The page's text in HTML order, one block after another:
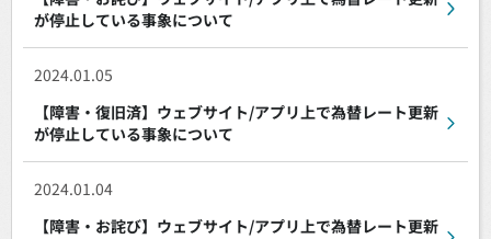
が停止している事象について
2024.01.05
【障害・復旧済】ウェブサイト/アプリ上で為替レート更新
が停止している事象について
2024.01.04
【障害・お詫び】ウェブサイト/アプリ上で為替レート更新